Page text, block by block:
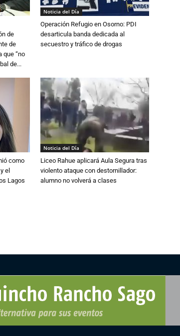
de
de
que “no
de...
Noticia del Día
Operación Refugio en Osorno: PDI
desarticula banda dedicada al
secuestro y tráfico de drogas
como
el
Lagos
Noticia del Día
Liceo Rahue aplicará Aula Segura tras
violento ataque con destornillador:
alumno no volverá a clases